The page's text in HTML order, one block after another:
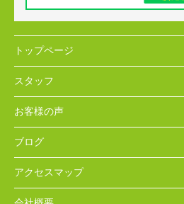
トップページ
スタッフ
お客様の声
ブログ
アクセスマップ